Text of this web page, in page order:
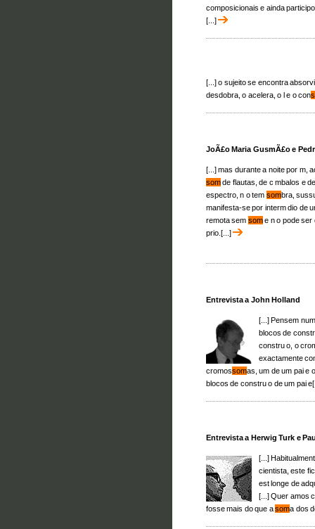
composicionais e ainda
[...]
[...] o sujeito se encontra
desdobra, o acelera, o l e o con
JoÃ£o Maria GusmÃ£o e
[...] mas durante a noite por m,
somde flautas, de c mbalos e
espectro, n o tem sombra,
manifesta-se por interm dio de
remota sem some n o pode ser
prio.[...]
Entrevista a John Holland
[...] Pensem
blocos de
constru o, o
exactamente
cromossomas, um de um pai e
blocos de constru o de um pai
Entrevista a Herwig Turk e
[...]
cientista, este
est longe de
[...] Quer amos
fosse mais do que asoma dos